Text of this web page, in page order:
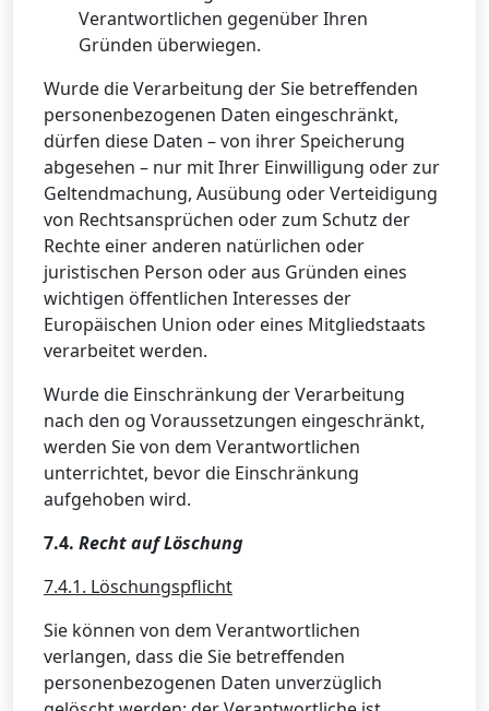
Verantwortlichen gegenüber Ihren
Gründen überwiegen.
Wurde die Verarbeitung der Sie betreffenden
personenbezogenen Daten eingeschränkt,
dürfen diese Daten – von ihrer Speicherung
abgesehen – nur mit Ihrer Einwilligung oder zur
Geltendmachung, Ausübung oder Verteidigung
von Rechtsansprüchen oder zum Schutz der
Rechte einer anderen natürlichen oder
juristischen Person oder aus Gründen eines
wichtigen öffentlichen Interesses der
Europäischen Union oder eines Mitgliedstaats
verarbeitet werden.
Wurde die Einschränkung der Verarbeitung
nach den og Voraussetzungen eingeschränkt,
werden Sie von dem Verantwortlichen
unterrichtet, bevor die Einschränkung
aufgehoben wird.
7.4. Recht auf Löschung
7.4.1. Löschungspflicht
Sie können von dem Verantwortlichen
verlangen, dass die Sie betreffenden
personenbezogenen Daten unverzüglich